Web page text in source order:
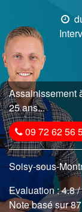
Assainissement
25 ans...
09 72 62 56
Soisy-sous-
Evaluation :4.8/
Note basé sur